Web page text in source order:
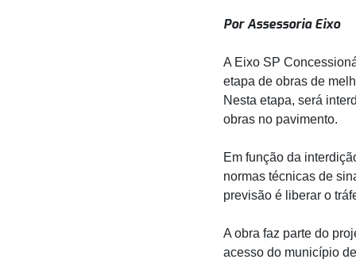
Por Assessoria Eixo
A Eixo SP
etapa de obras de
Nesta etapa, será
obras no pavimento.
Em função da
normas técnicas de
previsão é liberar o
A obra faz parte do
acesso do município